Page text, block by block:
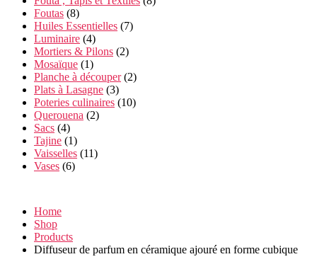
Foutas (8)
Huiles Essentielles (7)
Luminaire (4)
Mortiers & Pilons (2)
Mosaïque (1)
Planche à découper (2)
Plats à Lasagne (3)
Poteries culinaires (10)
Querouena (2)
Sacs (4)
Tajine (1)
Vaisselles (11)
Vases (6)
Home
Shop
Products
Diffuseur de parfum en céramique ajouré en forme cubique